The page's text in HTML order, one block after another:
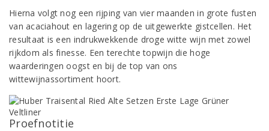
Hierna volgt nog een rijping van vier maanden in grote fusten
van acaciahout en lagering op de uitgewerkte gistcellen. Het
resultaat is een indrukwekkende droge witte wijn met zowel
rijkdom als finesse. Een terechte topwijn die hoge
waarderingen oogst en bij de top van ons
wittewijnassortiment hoort.
Proefnotitie